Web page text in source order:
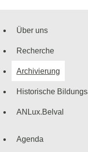
Über uns
Recherche
Archivierung
Historische
ANLux.Belval
Agenda